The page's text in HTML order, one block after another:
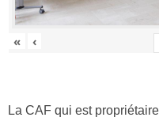
« ‹
La CAF qui est